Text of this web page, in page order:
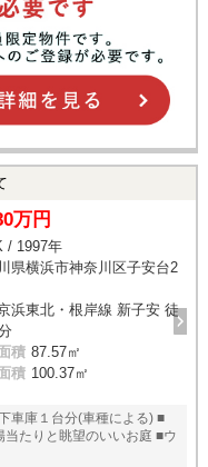
万円
/ 1997年
県横浜市神奈川区子安台2
京浜東北・根岸線 新子安 徒
積 87.57㎡
積 100.37㎡
車庫１台分(車種による) ■
たりと眺望のいいお庭 ■ウ